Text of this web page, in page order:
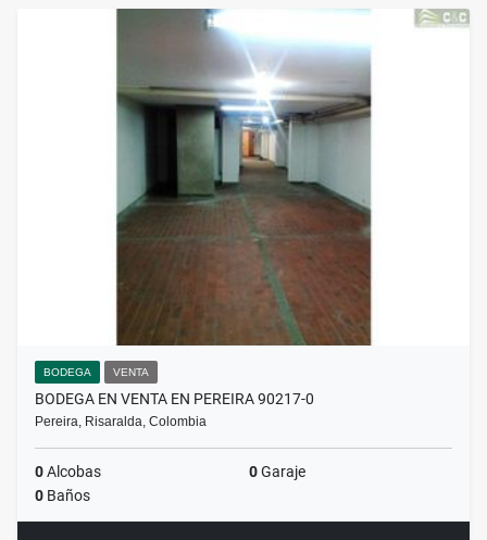
BODEGA VENTA
BODEGA EN VENTA EN PEREIRA 90217-0
Pereira, Risaralda, Colombia
0Alcobas 0Garaje
0 Baños